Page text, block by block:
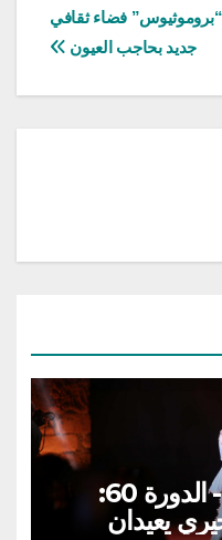
“بروموثيوس” فضاء ثقافي
جديد بحاجب العيون
مهرجان قرطاج الدولي- الدورة 60:
يعيدان